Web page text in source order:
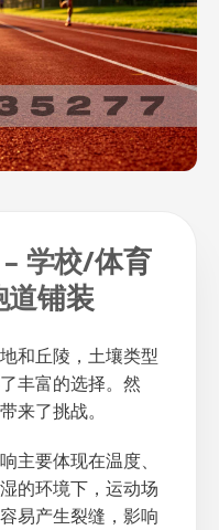
学校/体育
铺装
和丘陵，土壤类型
丰富的选择。然
来了挑战。
主要体现在温度、
的环境下，运动场
易产生裂缝，影响